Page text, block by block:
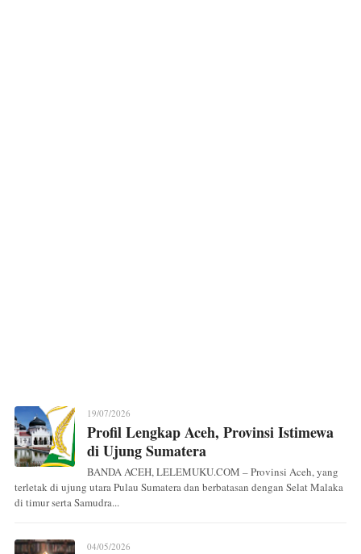
19/07/2026
Profil Lengkap Aceh, Provinsi Istimewa
di Ujung Sumatera
BANDA ACEH, LELEMUKU.COM – Provinsi Aceh, yang
terletak di ujung utara Pulau Sumatera dan berbatasan dengan Selat Malaka
di timur serta Samudra...
04/05/2026